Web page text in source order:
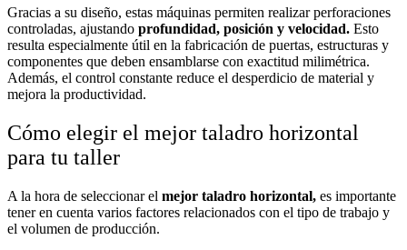
Gracias a su diseño, estas máquinas permiten realizar perforaciones
controladas, ajustando profundidad, posición y velocidad. Esto
resulta especialmente útil en la fabricación de puertas, estructuras y
componentes que deben ensamblarse con exactitud milimétrica.
Además, el control constante reduce el desperdicio de material y
mejora la productividad.
Cómo elegir el mejor taladro horizontal
para tu taller
A la hora de seleccionar el mejor taladro horizontal, es importante
tener en cuenta varios factores relacionados con el tipo de trabajo y
el volumen de producción.